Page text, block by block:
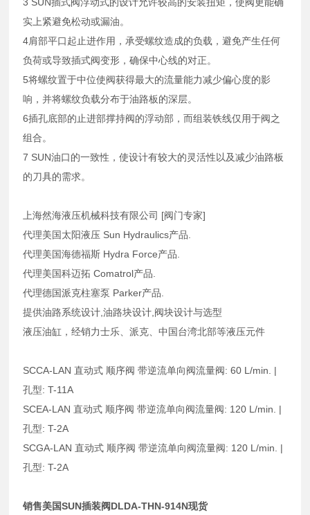
实上紧避免松动或漏油。
4肩部平口起止进作用，承受螺纹造成的负载，避免产生任何
负荷或导致插式阀变形，确保中心线的对正。
5将螺纹置于中位使阀获得最大的流量能力减少偏心度的影
响，并将螺纹负载分布于油路板的深层。
6插孔底部的止进部撑持阀的浮动部，而组装铁线仅用于阀之
组合。
7 SUN油口的一致性，使设计有较大的灵活性以及减少油路板
的刀具的需求。
上海然海液压机械科技有限公司 [阀门专家]
代理美国太阳液压 Sun Hydraulics产品.
代理美国海德福斯 Hydra Force产品.
代理美国科迈拓 Comatrol产品.
代理德国派克柱塞泵 Parker产品.
提供油路系统设计,油路块设计,阀块设计与选型
液压油缸，经销力士乐、派克、中国台湾北部等液压元件
SCCA-LAN 直动式 顺序阀 带逆流单向阀流量阀: 60 L/min. |
孔型: T-11A
SCEA-LAN 直动式 顺序阀 带逆流单向阀流量阀: 120 L/min. |
孔型: T-2A
SCGA-LAN 直动式 顺序阀 带逆流单向阀流量阀: 120 L/min. |
孔型: T-2A
销售美国SUN插装阀DLDA-THN-914N现货